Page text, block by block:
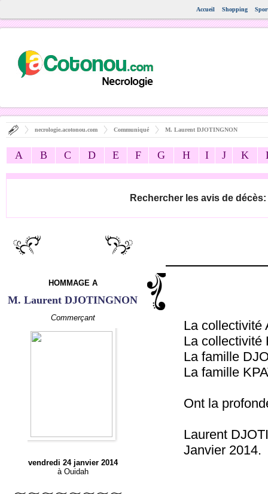
Accueil Shopping
necrologie.acotonou.com Communiqué M. Laurent DJOTINGNON
A B C D E F G H I J K
Rechercher les avis de décès:
HOMMAGE A
M. Laurent DJOTINGNON
Commerçant
vendredi 24 janvier 2014
à Ouidah
La collectivité
La collectivité
La famille
La famille
Ont la
Laurent
Janvier 2014.